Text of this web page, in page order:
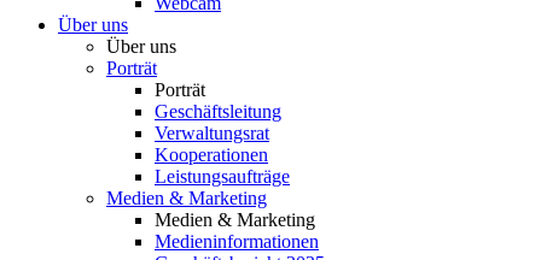
Über uns
Über uns
Porträt
Porträt
Geschäftsleitung
Verwaltungsrat
Kooperationen
Leistungsaufträge
Medien & Marketing
Medien & Marketing
Medieninformationen